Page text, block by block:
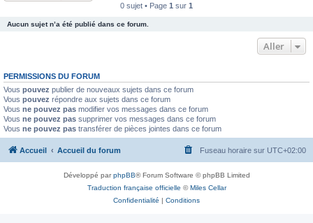
0 sujet • Page 1 sur 1
Aucun sujet n’a été publié dans ce forum.
Aller
PERMISSIONS DU FORUM
Vous pouvez publier de nouveaux sujets dans ce forum
Vous pouvez répondre aux sujets dans ce forum
Vous ne pouvez pas modifier vos messages dans ce forum
Vous ne pouvez pas supprimer vos messages dans ce forum
Vous ne pouvez pas transférer de pièces jointes dans ce forum
Accueil Accueil du forum Fuseau horaire sur UTC+02:00
Développé parphpBB® Forum Software © phpBB Limited
Traduction française officielle ©Miles Cellar
Confidentialité | Conditions